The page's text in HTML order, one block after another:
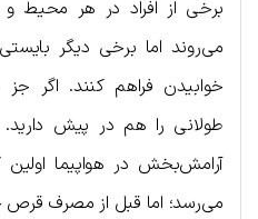
برخی از افراد در هر محیط
می‌روند اما برخی دیگر
خوابیدن فراهم کنند. اگر
طولانی را هم در پیش دارید.
آرامش‌بخش در هواپیما
می‌رسد؛ اما قبل از مصرف قرص